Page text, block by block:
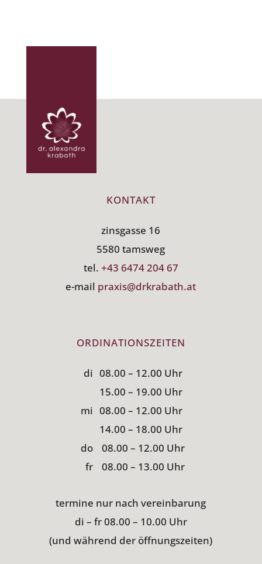
KONTAKT
zinsgasse 16
5580 tamsweg
tel. +43 6474 204 67
e-mail praxis@drkrabath.at
ORDINATIONSZEITEN
di 08.00 – 12.00 Uhr
15.00 – 19.00 Uhr
mi 08.00 – 12.00 Uhr
14.00 – 18.00 Uhr
do
08.00 – 12.00 Uhr
fr
08.00 – 13.00 Uhr
termine nur nach vereinbarung
di – fr 08.00 – 10.00 Uhr
(und während der öffnungszeiten)